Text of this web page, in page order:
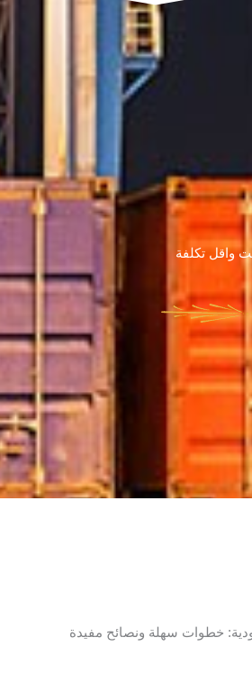
واقل تكلفة
خطوات سهلة ونصائح مفيدة